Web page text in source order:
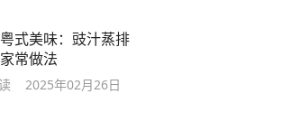
式美味：豉汁蒸排
常做法
2025年02月26日